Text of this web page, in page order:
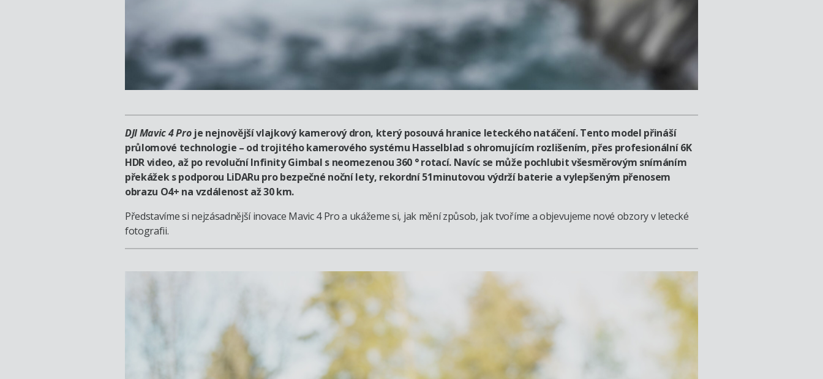
DJI Mavic 4 Proje nejnovější vlajkový kamerový dron, který posouvá hranice leteckého natáčení. Tento model přináší
průlomové technologie – od trojitého kamerového systému Hasselblad s ohromujícím rozlišením, přes profesionální 6K
HDR video, až po revoluční Infinity Gimbal s neomezenou 360 ° rotací. Navíc se může pochlubit všesměrovým snímáním
překážek s podporou LiDARu pro bezpečné noční lety, rekordní 51minutovou výdrží baterie a vylepšeným přenosem
obrazu O4+ na vzdálenost až 30 km.
Představíme si nejzásadnější inovace Mavic 4 Pro a ukážeme si, jak mění způsob, jak tvoříme a objevujeme nové obzory v letecké
fotografii.